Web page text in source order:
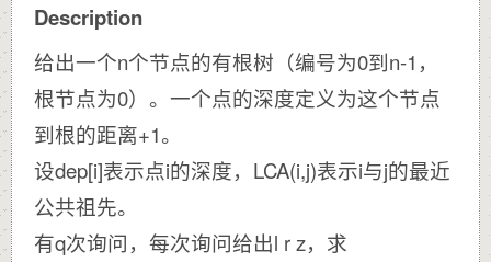
Description
给出一个n个节点的有根树（编号为0到n-1，
根节点为0）。一个点的深度定义为这个节点
到根的距离+1。
设dep[i]表示点i的深度，LCA(i,j)表示i与j的最近
公共祖先。
有q次询问，每次询问给出l r z，求